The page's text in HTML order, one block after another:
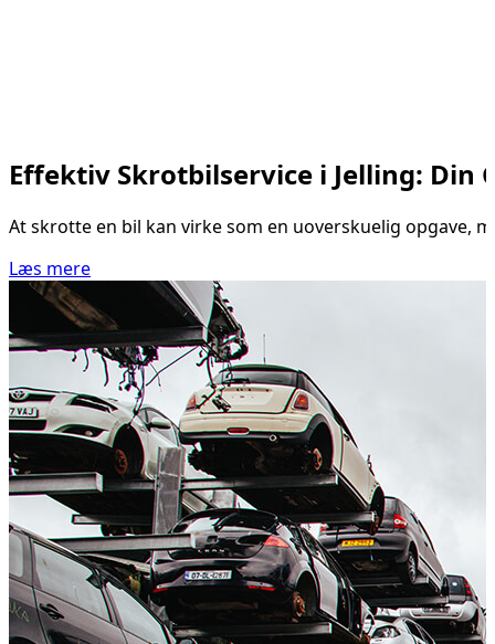
Effektiv Skrotbilservice i Jelling: Din
At skrotte en bil kan virke som en uoverskuelig opgave,
Læs mere